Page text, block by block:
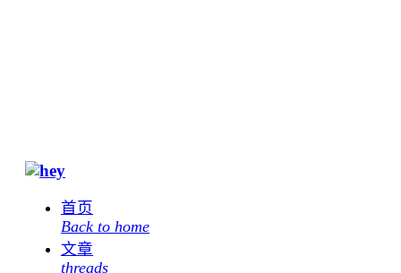
首页
Back to home
文章
threads